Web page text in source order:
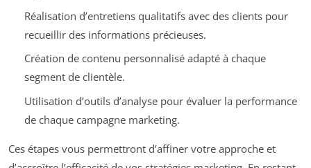
Réalisation d’entretiens qualitatifs avec des clients pour
recueillir des informations précieuses.
Création de contenu personnalisé adapté à chaque
segment de clientèle.
Utilisation d’outils d’analyse pour évaluer la performance
de chaque campagne marketing.
Ces étapes vous permettront d’affiner votre approche et